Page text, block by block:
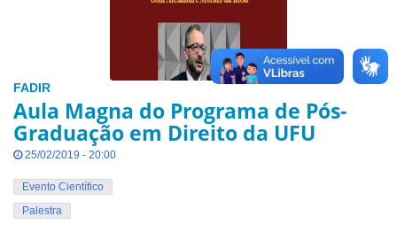
FADIR
Aula Magna do Programa de Pós-
Graduação em Direito da UFU
25/02/2019 - 20:00
Evento Científico
Palestra